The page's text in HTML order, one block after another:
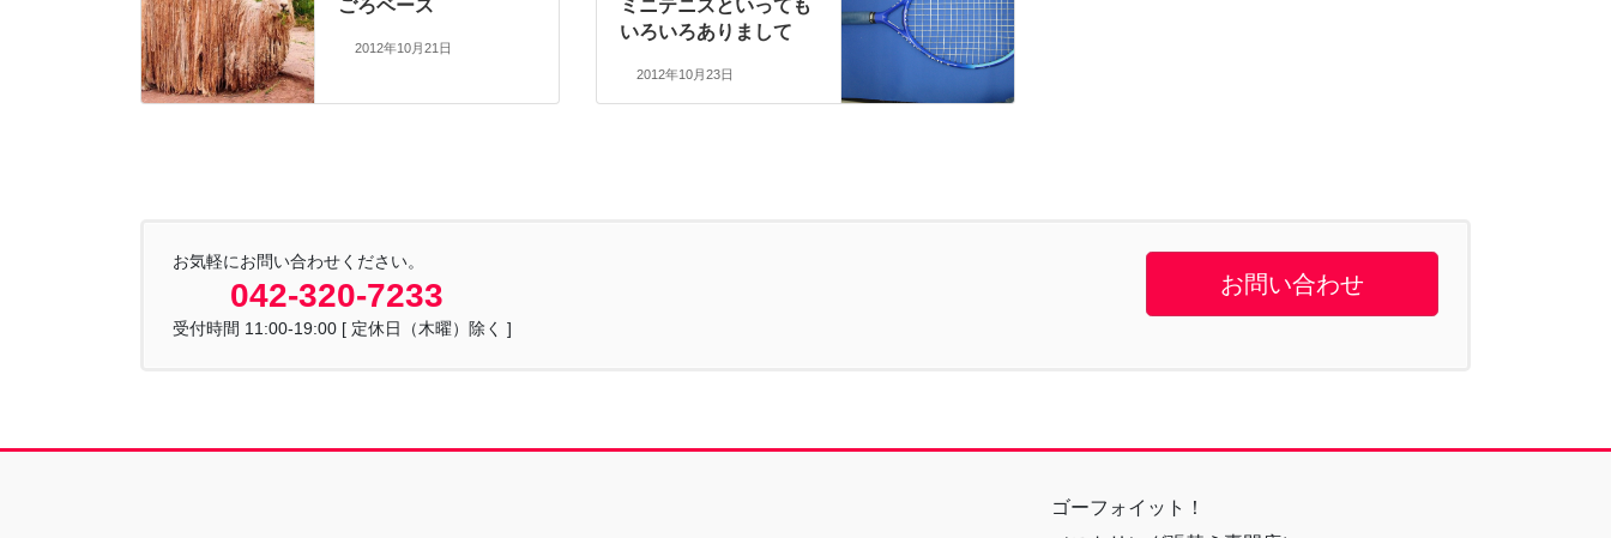
ごろベース
2012年10月21日
ミニテニスといっても
いろいろありまして
2012年10月23日
お気軽にお問い合わせください。
042-320-7233
受付時間 11:00-19:00 [ 定休日（木曜）除く ]
お問い合わせ
ゴーフォイット！